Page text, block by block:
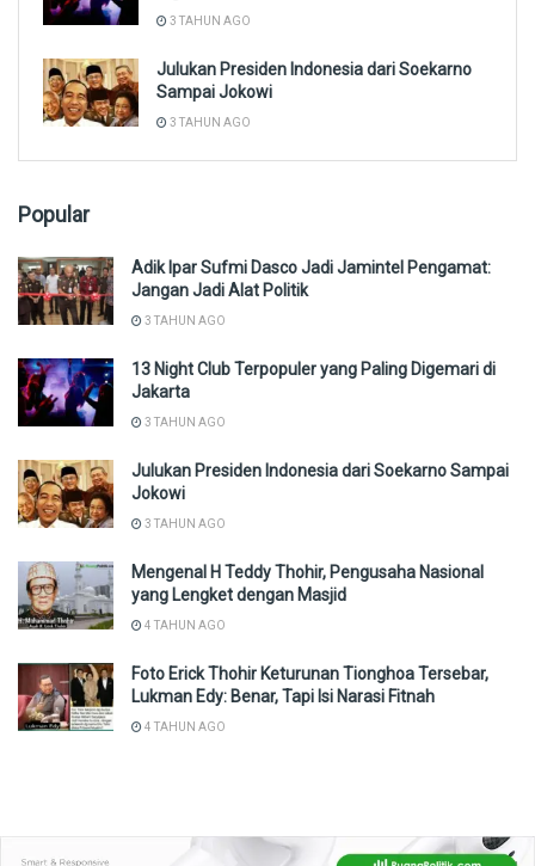
3 TAHUN AGO
Julukan Presiden Indonesia dari Soekarno
Sampai Jokowi
3 TAHUN AGO
Popular
Adik Ipar Sufmi Dasco Jadi Jamintel Pengamat:
Jangan Jadi Alat Politik
3 TAHUN AGO
13 Night Club Terpopuler yang Paling Digemari di
Jakarta
3 TAHUN AGO
Julukan Presiden Indonesia dari Soekarno Sampai
Jokowi
3 TAHUN AGO
Mengenal H Teddy Thohir, Pengusaha Nasional
yang Lengket dengan Masjid
4 TAHUN AGO
Foto Erick Thohir Keturunan Tionghoa Tersebar,
Lukman Edy: Benar, Tapi Isi Narasi Fitnah
4 TAHUN AGO